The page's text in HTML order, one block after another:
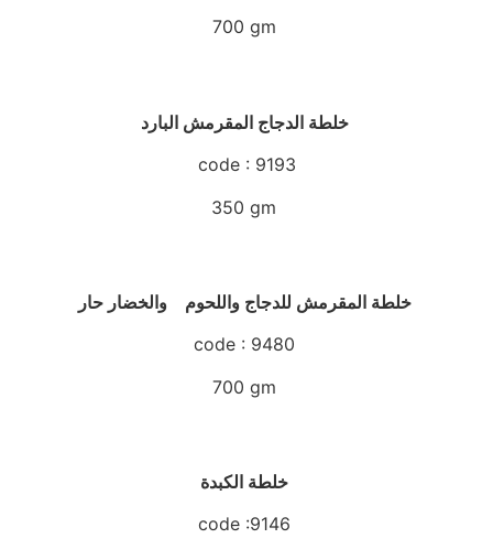
700 gm
خلطة الدجاج المقرمش البارد
code : 9193
350 gm
خلطة المقرمش للدجاج واللحوم والخضار حار
code : 9480
700 gm
code :9146